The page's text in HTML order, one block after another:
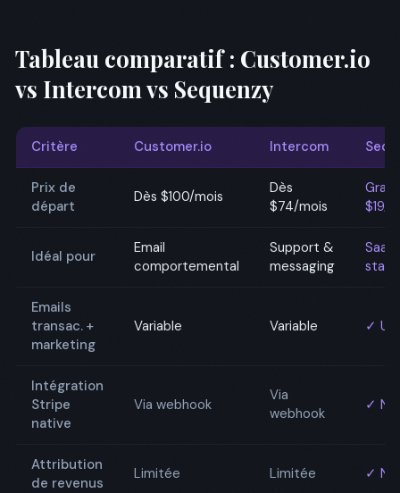
Tableau comparatif : Customer.io
vs Intercom vs Sequenzy
Critère Customer.io Intercom
Prix de
départ
Dès $100/mois
Dès
$74/mois
$19/
Idéal pour
Email
comportemental
Support &
messaging
Emails
transac. +
marketing
Variable Variable ✓
Intégration
Stripe
native
Via webhook
Via
webhook
✓
Attribution
de revenus
Limitée Limitée ✓